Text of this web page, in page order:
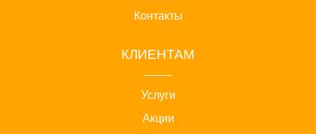
Контакты
КЛИЕНТАМ
Услуги
Акции